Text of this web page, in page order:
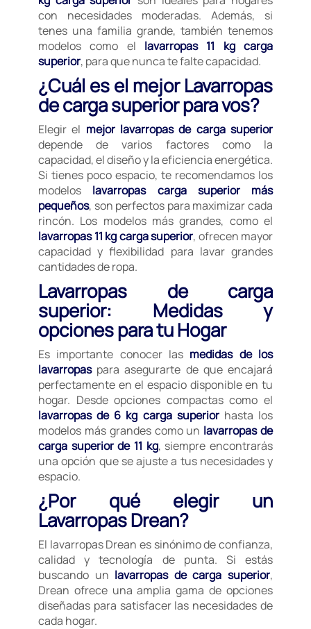
con necesidades moderadas. Además, si
tenes una familia grande, también tenemos
modelos como el lavarropas 11 kg carga
superior, para que nunca te falte capacidad.
¿Cuál es el mejor Lavarropas
de carga superior para vos?
Elegir el mejor lavarropas de carga superior
depende de varios factores como la
capacidad, el diseño y la eficiencia energética.
Si tienes poco espacio, te recomendamos los
modelos lavarropas carga superior más
pequeños, son perfectos para maximizar cada
rincón. Los modelos más grandes, como el
lavarropas 11 kg carga superior, ofrecen mayor
capacidad y flexibilidad para lavar grandes
cantidades de ropa.
Lavarropas de carga
superior: Medidas y
opciones para tu Hogar
Es importante conocer las medidas de los
lavarropaspara asegurarte de que encajará
perfectamente en el espacio disponible en tu
hogar. Desde opciones compactas como el
lavarropas de 6 kg carga superiorhasta los
modelos más grandes como un lavarropas de
carga superior de 11 kg, siempre encontrarás
una opción que se ajuste a tus necesidades y
espacio.
¿Por qué elegir un
Lavarropas Drean?
El lavarropas Drean es sinónimo de confianza,
calidad y tecnología de punta. Si estás
buscando un lavarropas de carga superior,
Drean ofrece una amplia gama de opciones
diseñadas para satisfacer las necesidades de
cada hogar.